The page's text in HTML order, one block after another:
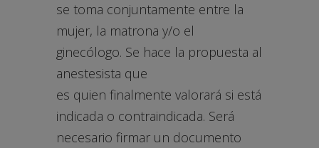
se toma conjuntamente entre la
mujer, la matrona y/o el
ginecólogo. Se hace la propuesta al
anestesista que
es quien finalmente valorará si está
indicada o contraindicada. Será
necesario firmar un documento